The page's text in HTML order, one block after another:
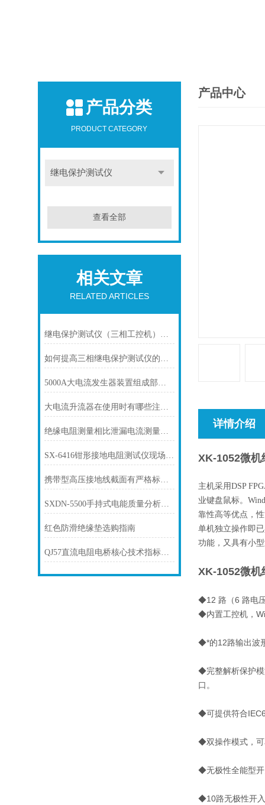
产品分类
PRODUCT CATEGORY
继电保护测试仪
查看全部
相关文章
RELATED ARTICLES
继电保护测试仪（三相工控机）展趋势是怎样的
如何提高三相继电保护测试仪的测试效率？
5000A大电流发生器装置组成部分及安全操作规程
大电流升流器在使用时有哪些注意事项
绝缘电阻测量相比泄漏电流测量的优点
SX-6416钳形接地电阻测试仪现场接地电阻测试应用
携带型高压接地线截面有严格标准和要求
SXDN-5500手持式电能质量分析仪参数设置说明
红色防滑绝缘垫选购指南
QJ57直流电阻电桥核心技术指标与功能
产品中心
详情介绍
XK-1052微机
主机采用DSP
业键盘鼠标。
靠性高等优点，
单机独立操作即
功能，又具有小
XK-1052微机
◆12 路（6 路电
◆内置工控机，
◆*的12路输出波
◆完整解析保护模
口。
◆可提供符合
◆双操作模式，可
◆无极性全能型开
◆10路无极性开入